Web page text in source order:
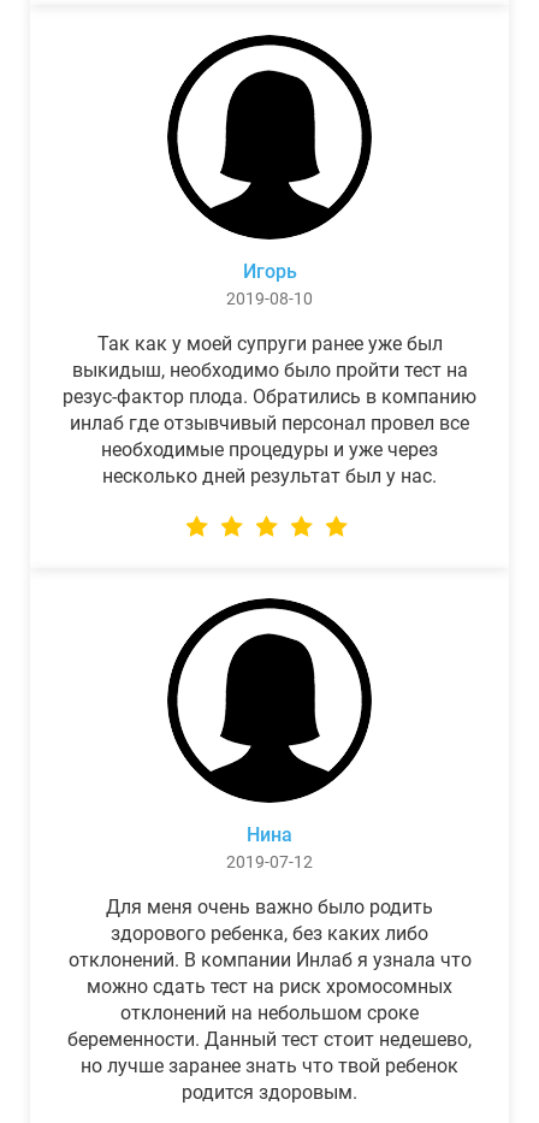
Игорь
2019-08-10
Так как у моей супруги ранее уже был
выкидыш, необходимо было пройти тест на
резус-фактор плода. Обратились в компанию
инлаб где отзывчивый персонал провел все
необходимые процедуры и уже через
несколько дней результат был у нас.
Нина
2019-07-12
Для меня очень важно было родить
здорового ребенка, без каких либо
отклонений. В компании Инлаб я узнала что
можно сдать тест на риск хромосомных
отклонений на небольшом сроке
беременности. Данный тест стоит недешево,
но лучше заранее знать что твой ребенок
родится здоровым.